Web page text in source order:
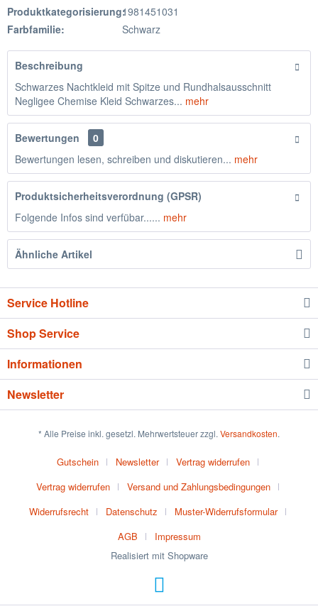
Produktkategorisierung:1981451031
Farbfamilie:
Schwarz
Beschreibung
Schwarzes Nachtkleid mit Spitze und Rundhalsausschnitt
Negligee Chemise Kleid Schwarzes... mehr
Bewertungen
0
Bewertungen lesen, schreiben und diskutieren... mehr
Produktsicherheitsverordnung (GPSR)
Folgende Infos sind verfübar...... mehr
Ähnliche Artikel
Service Hotline
Shop Service
Informationen
Newsletter
* Alle Preise inkl. gesetzl. Mehrwertsteuer zzgl. Versandkosten.
Gutschein Newsletter
Vertrag widerrufen
Vertrag widerrufen
Versand und Zahlungsbedingungen
Widerrufsrecht
Datenschutz
Muster-Widerrufsformular
AGB
Impressum
Realisiert mit Shopware